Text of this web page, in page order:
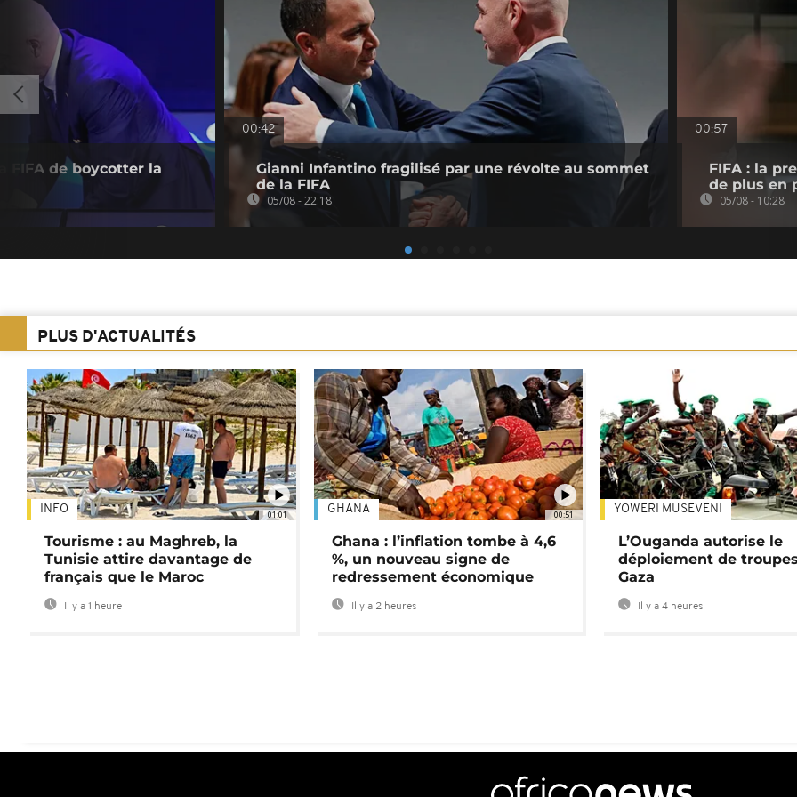
FIFA de boycotter la
00:42
Gianni Infantino fragilisé par une révolte au sommet
de la FIFA
05/08 - 22:18
00:57
FIFA : la
de plus en
05/08 - 10:28
PLUS D'ACTUALITÉS
01:01
INFO
Tourisme : au Maghreb, la
Tunisie attire davantage de
français que le Maroc
Il y a 1 heure
00:51
GHANA
Ghana : l’inflation tombe à 4,6
%, un nouveau signe de
redressement économique
Il y a 2 heures
YOWERI MUSEVENI
L’Ouganda autorise le
déploiement de
Gaza
Il y a 4 heures